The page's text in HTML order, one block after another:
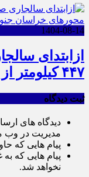
1404-08-14
ازابتدای
۴۴۷ کیلومتر از محورهای خراسان جنوبی
ثبت دیدگاه
دیدگاه های
مدیریت در وب
پیام هایی که
پیام هایی که
نخواهد شد.